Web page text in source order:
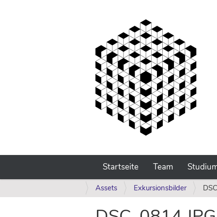
Startseite Team
S
i
e
Assets Exkursionsbilder